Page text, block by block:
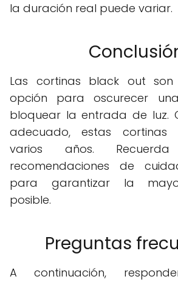
la duración real puede variar.
Las cortinas black out son
opción para oscurecer
bloquear la entrada de luz.
adecuado, estas cortinas
varios años.
recomendaciones de
para garantizar la
posible.
Preguntas
A continuación,